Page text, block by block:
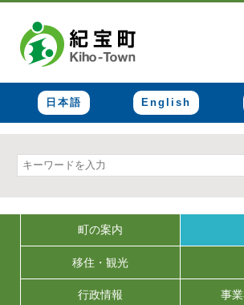
日本語 English
町の案内
移住・観光
行政情報 事